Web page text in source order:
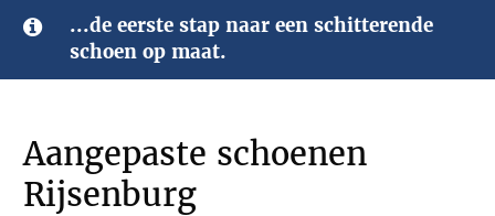
...de eerste stap naar een schitterende
schoen op maat.
Aangepaste schoenen
Rijsenburg